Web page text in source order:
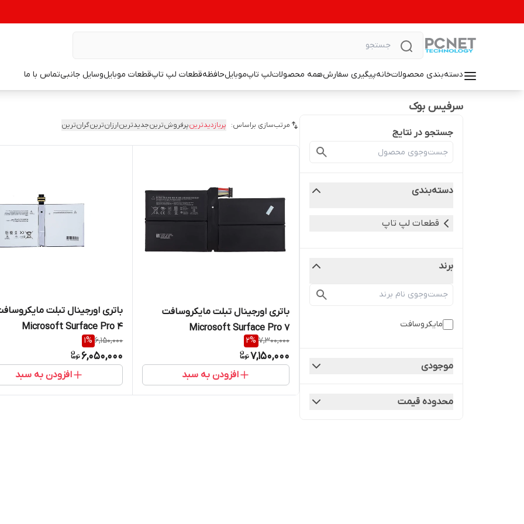
دسته‌بندی محصولاتخانهپیگیری سفارشهمه محصولاتلپ تاپموبایلحافظهقطعات لپ تاپقطعات موبایلوسایل جانبیتماس با ما
سرفیس بوک
جستجو در نتایج
دسته‌بندی
قطعات لپ تاپ
برند
مایکروسافت
موجودی
محدوده قیمت
مرتب‌سازی براساس: پربازدیدترینپرفروش‌ترینجدیدترینارزان‌ترینگران‌ترین
باتری اورجینال تبلت مایکروسافت
Microsoft Surface Pro 7
G3HTA061H
7,300,000
2%
7,150,000
افزودن به سبد
باتری اورجینال تبلت
Microsoft Surface Pro 4
G3HTA027H
6,150,000
1%
6,050,000
افزودن به سبد